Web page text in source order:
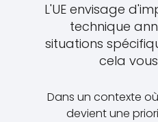
L'UE envisage
technique
situations
cela
Dans un contexte
devient une